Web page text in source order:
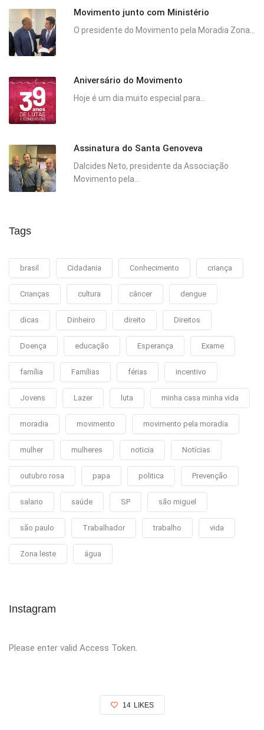
Movimento junto com Ministério
O presidente do Movimento pela Moradia Zona...
Aniversário do Movimento
Hoje é um dia muito especial para...
Assinatura do Santa Genoveva
Dalcides Neto, presidente da Associação
Movimento pela...
Tags
brasil Cidadania Conhecimento criança
Crianças cultura câncer dengue
dicas Dinheiro direito Direitos
Doença educação Esperança Exame
família Famílias férias incentivo
Jovens Lazer luta minha casa minha vida
moradia movimento movimento pela moradia
mulher mulheres noticia Notícias
outubro rosa papa politica Prevenção
salario saúde SP são miguel
são paulo Trabalhador trabalho vida
Zona leste água
Instagram
Please enter valid Access Token.
14 LIKES